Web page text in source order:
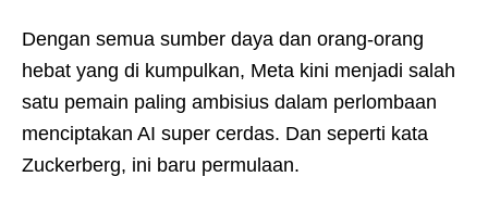
Dengan semua sumber daya dan orang-orang
hebat yang di kumpulkan, Meta kini menjadi salah
satu pemain paling ambisius dalam perlombaan
menciptakan AI super cerdas. Dan seperti kata
Zuckerberg, ini baru permulaan.